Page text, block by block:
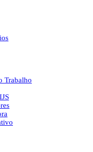
Trabalho